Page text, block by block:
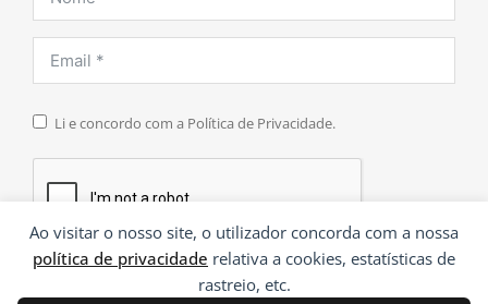
Ao visitar o nosso site, o utilizador concorda com a nossa
política de privacidade relativa a cookies, estatísticas de
rastreio, etc.
Li e concordo com a Política de Privacidade.
INSCREVER